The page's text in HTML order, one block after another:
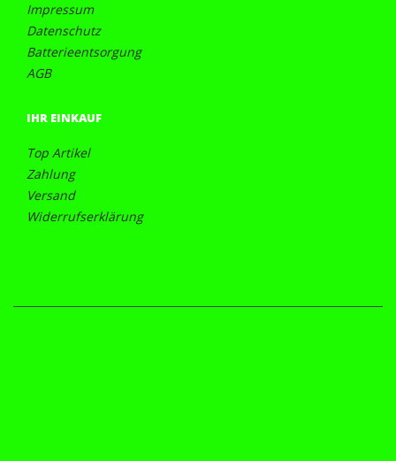
Impressum
Datenschutz
Batterieentsorgung
AGB
IHR EINKAUF
Top Artikel
Zahlung
Versand
Widerrufserklärung